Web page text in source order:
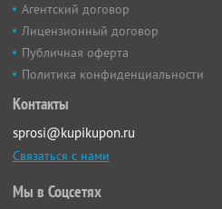
Агентский договор
Лицензионный договор
Публичная оферта
Политика конфиденциальности
Контакты
sprosi@kupikupon.ru
Связаться с нами
Мы в Соцсетях